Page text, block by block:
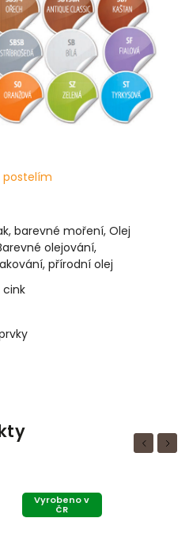
postelím
barevné moření, Olej
olejování,
přírodní olej
cink
Previous
Vyrobeno v
ČR
Next